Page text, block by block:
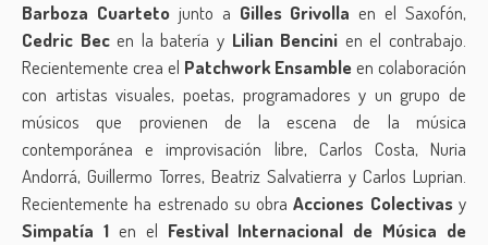
Barboza Cuarteto junto a Gilles Grivolla en el Saxofón,
Cedric Becen la batería y Lilian Bencini en el contrabajo.
Recientemente crea el Patchwork Ensambleen colaboración
con artistas visuales, poetas, programadores y un grupo de
músicos que provienen de la escena de la música
contemporánea e improvisación libre, Carlos Costa, Nuria
Andorrá, Guillermo Torres, Beatriz Salvatierra y Carlos Luprian.
Recientemente ha estrenado su obraAcciones Colectivasy
Simpatía 1 en el Festival Internacional de Música de